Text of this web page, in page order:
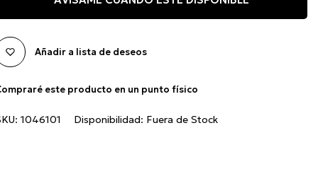
Añadir a lista de deseos
este producto en un punto físico
1046101 Disponibilidad: Fuera de Stock